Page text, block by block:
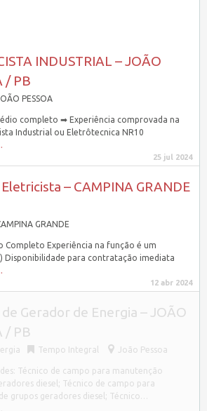
INDUSTRIAL – JOÃO
/ PB
PESSOA
completo ➡ Experiência comprovada na
Industrial ou Eletrôtecnica NR10
25 jul 2024
– CAMPINA GRANDE
GRANDE
Completo Experiência na função é um
Disponibilidade para contratação imediata
12 abr 2024
Gerador de Energia – JOÃO
/ PB
Tempo Integral João Pessoa
Técnico de campo para manutenção
diesel; Técnico de campo para
grupos geradores diesel; Técnico…